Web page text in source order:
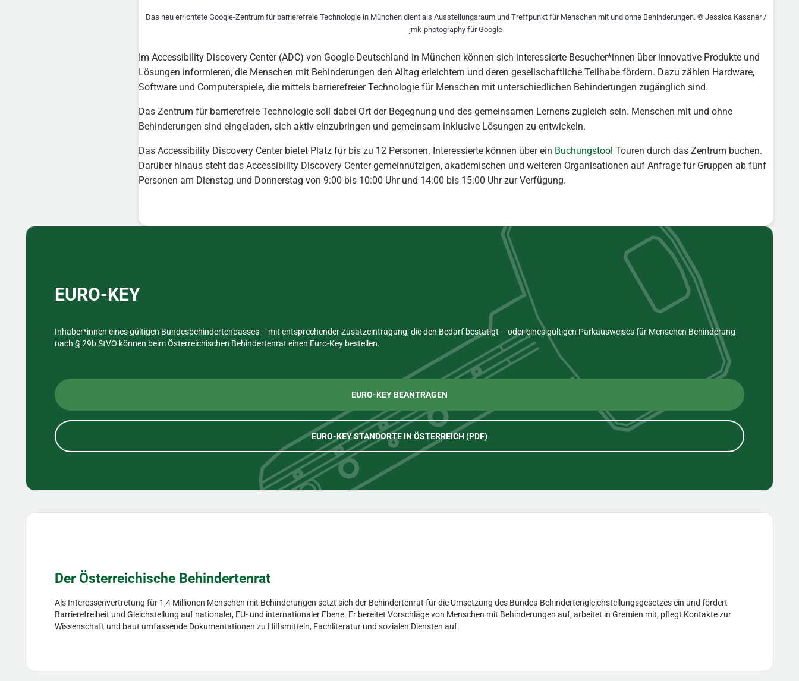
Das neu errichtete Google-Zentrum für barrierefreie Technologie in München dient als Ausstellungsraum und Treffpunkt für Menschen mit und ohne Behinderungen. © Jessica Kassner /
jmk-photography für Google
Im Accessibility Discovery Center (ADC) von Google Deutschland in München können sich interessierte Besucher*innen über innovative Produkte und
Lösungen informieren, die Menschen mit Behinderungen den Alltag erleichtern und deren gesellschaftliche Teilhabe fördern. Dazu zählen Hardware,
Software und Computerspiele, die mittels barrierefreier Technologie für Menschen mit unterschiedlichen Behinderungen zugänglich sind.
Das Zentrum für barrierefreie Technologie soll dabei Ort der Begegnung und des gemeinsamen Lernens zugleich sein. Menschen mit und ohne
Behinderungen sind eingeladen, sich aktiv einzubringen und gemeinsam inklusive Lösungen zu entwickeln.
Das Accessibility Discovery Center bietet Platz für bis zu 12 Personen. Interessierte können über ein Buchungstool Touren durch das Zentrum buchen.
Darüber hinaus steht das Accessibility Discovery Center gemeinnützigen, akademischen und weiteren Organisationen auf Anfrage für Gruppen ab fünf
Personen am Dienstag und Donnerstag von 9:00 bis 10:00 Uhr und 14:00 bis 15:00 Uhr zur Verfügung.
Sidebar
EURO-KEY
Inhaber*innen eines gültigen Bundesbehindertenpasses – mit entsprechender Zusatzeintragung, die den Bedarf bestätigt – oder eines gültigen Parkausweises für Menschen Behinderung
nach § 29b StVO können beim Österreichischen Behindertenrat einen Euro-Key bestellen.
EURO-KEY BEANTRAGEN
EURO-KEY STANDORTE IN ÖSTERREICH (PDF)
Der Österreichische Behindertenrat
Als Interessenvertretung für 1,4 Millionen Menschen mit Behinderungen setzt sich der Behindertenrat für die Umsetzung des Bundes-Behindertengleichstellungsgesetzes ein und fördert
Barrierefreiheit und Gleichstellung auf nationaler, EU- und internationaler Ebene. Er bereitet Vorschläge von Menschen mit Behinderungen auf, arbeitet in Gremien mit, pflegt Kontakte zur
Wissenschaft und baut umfassende Dokumentationen zu Hilfsmitteln, Fachliteratur und sozialen Diensten auf.